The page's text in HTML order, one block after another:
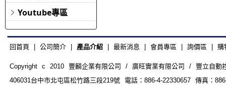
Youtube專區
回首頁 公司簡介| 產品介紹| 最新消息 會員專區 詢價區 購
Copyright c 2010 豐麟企業有限公司 / 廣旺實業有限公司 / 豐立自動
406031台中市北屯區松竹路三段219號 電話：886-4-22330657 傳真：